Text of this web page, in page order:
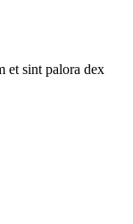
et sint palora dex